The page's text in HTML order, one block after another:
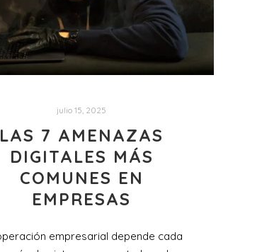
julio 15, 2025
LAS 7 AMENAZAS
DIGITALES MÁS
COMUNES EN
EMPRESAS
empresarial depende cada